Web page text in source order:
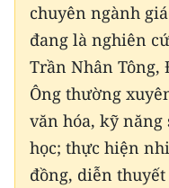
chuyên ngành
đang là nghiên
Trần Nhân Tông,
Ông thường
văn hóa, kỹ năng
học; thực hiện
đồng, diễn